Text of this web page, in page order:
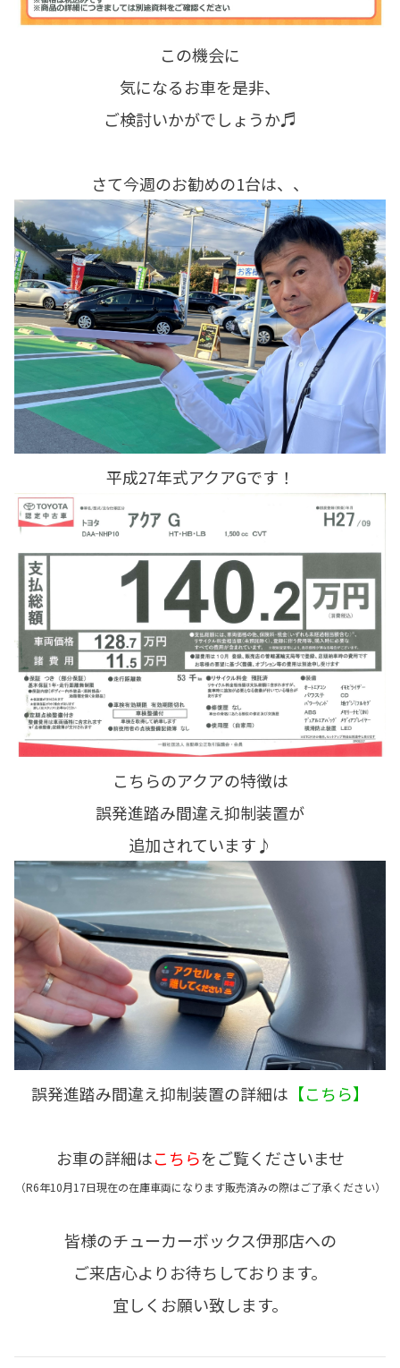
この機会に
気になるお車を是非、
ご検討いかがでしょうか♬
さて今週のお勧めの1台は、、
平成27年式アクアGです！
こちらのアクアの特徴は
誤発進踏み間違え抑制装置が
追加されています♪
誤発進踏み間違え抑制装置の詳細は 【こちら】
お車の詳細はこちらをご覧くださいませ
（R6年10月17日現在の在庫車両になります販売済みの際はご了承ください）
皆様のチューカーボックス伊那店への
ご来店心よりお待ちしております。
宜しくお願い致します。